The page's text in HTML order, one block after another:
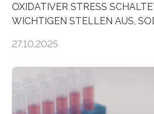
OXIDATIVER STRESS
WICHTIGEN STELLEN AUS,
aus dem Deutschen Zentrum für
im Journal Circulation, warum
der Hypertrophen
kann und wie sich durch eine
27.10.2025